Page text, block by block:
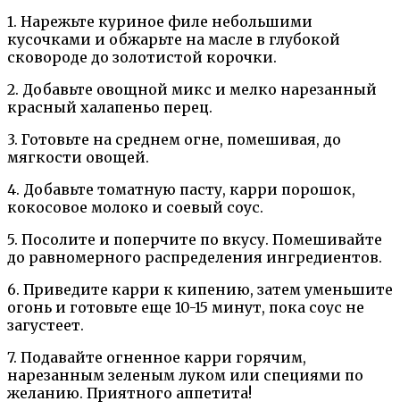
1. Нарежьте куриное филе небольшими
кусочками и обжарьте на масле в глубокой
сковороде до золотистой корочки.
2. Добавьте овощной микс и мелко нарезанный
красный халапеньо перец.
3. Готовьте на среднем огне, помешивая, до
мягкости овощей.
4. Добавьте томатную пасту, карри порошок,
кокосовое молоко и соевый соус.
5. Посолите и поперчите по вкусу. Помешивайте
до равномерного распределения ингредиентов.
6. Приведите карри к кипению, затем уменьшите
огонь и готовьте еще 10-15 минут, пока соус не
загустеет.
7. Подавайте огненное карри горячим,
нарезанным зеленым луком или специями по
желанию. Приятного аппетита!